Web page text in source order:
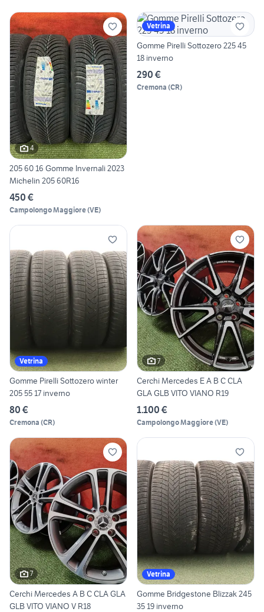
4
205 60 16 Gomme Invernali 2023
Michelin 205 60R16
450 €
Campolongo Maggiore(VE)
Vetrina
Gomme Pirelli Sottozero 225 45
18 inverno
290 €
Cremona (CR)
Vetrina
Gomme Pirelli Sottozero winter
205 55 17 inverno
80 €
Cremona (CR)
7
Cerchi Mercedes E A B C CLA
GLA GLB VITO VIANO R19
1.100 €
Campolongo Maggiore(VE)
7
Cerchi Mercedes A B C CLA GLA
GLB VITO VIANO V R18
Vetrina
Gomme Bridgestone Blizzak 245
35 19 inverno